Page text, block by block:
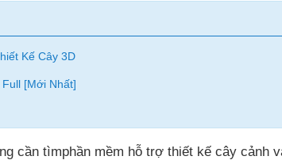
Kế Cây 3D
[Mới Nhất]
cần tìmphần mềm hỗ trợ thiết kế cây cảnh